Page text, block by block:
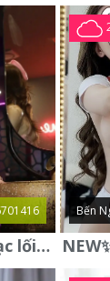
❤️ Linh Miu ❤️ hồng nhan lạc lối , vẻ đẹp không thể chối từ .
Bến